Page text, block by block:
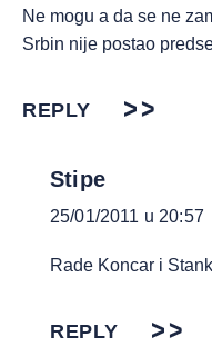
Ne mogu a da se ne
Srbin nije postao
REPLY
Stipe
25/01/2011 u 20:57
Rade Koncar i
REPLY